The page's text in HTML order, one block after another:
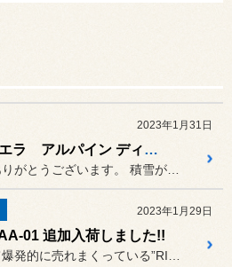
2023年1月31日
ジムニーシエラ アルパイン ディスプレイオーディオ取付
2023年1月29日
01 追加入荷しました!!